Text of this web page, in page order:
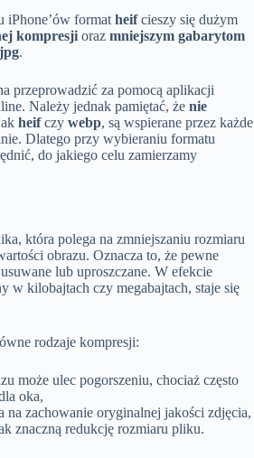
iPhone’ów format heifcieszy się dużym
kompresji oraz mniejszym gabarytom
jpg.
przeprowadzić za pomocą aplikacji
Należy jednak pamiętać, że nie
heifczy webp, są wspierane przez każde
Dlatego przy wybieraniu formatu
do jakiego celu zamierzamy
która polega na zmniejszaniu rozmiaru
obrazu. Oznacza to, że pewne
lub uproszczane. W efekcie
w kilobajtach czy megabajtach, staje się
rodzaje kompresji:
może ulec pogorszeniu, chociaż często
oka,
na zachowanie oryginalnej jakości zdjęcia,
znaczną redukcję rozmiaru pliku.